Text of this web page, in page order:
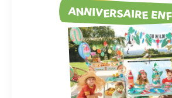
ANNIVERSAIRE